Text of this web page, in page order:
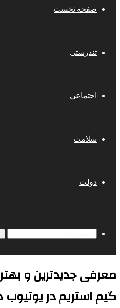
صفحه نخست
تندرستی
اجتماعی
سلامت
دولت
معرفی جدیدترین و
گیم استریم در یوتیوب در